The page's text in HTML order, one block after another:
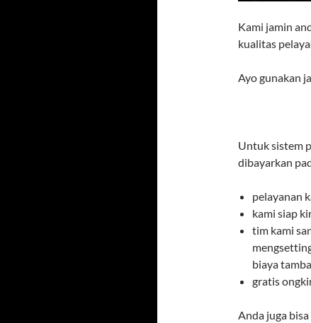
Kami jamin
kualitas
Ayo gunakan
Untuk sistem
dibayarkan
pelayanan
kami siap
tim kami
biaya
gratis
Anda juga